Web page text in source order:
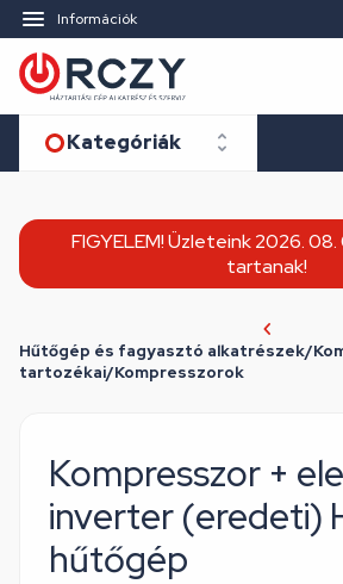
Információk
Kategóriák
FIGYELEM! Üzleteink 2026.
tartanak!
Hűtőgép és fagyasztó alkatrészek/
tartozékai/Kompresszorok
Kompresszor +
inverter (eredeti)
hűtőgép